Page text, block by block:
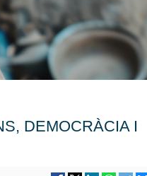
DEMOCRÀCIA I